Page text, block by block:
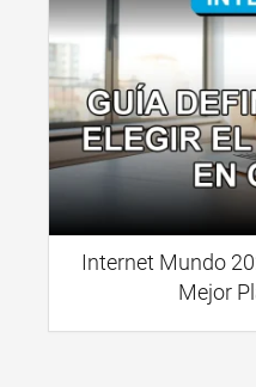
Internet Mundo
Mejor